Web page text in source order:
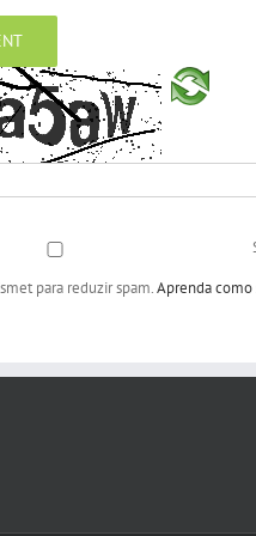
para reduzir spam.Aprenda como